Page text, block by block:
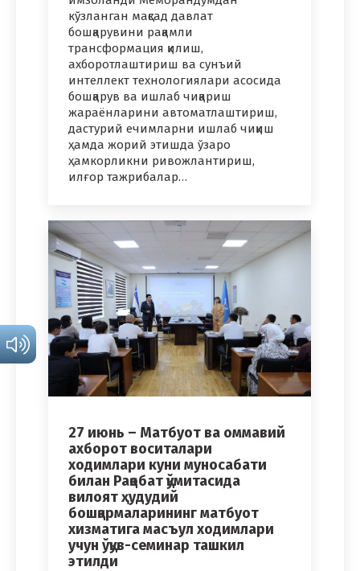
кўзланган мақсад давлат
бошқарувини рақамли
трансформация қилиш,
ахборотлаштириш ва сунъий
интеллект технологиялари асосида
бошқарув ва ишлаб чиқариш
жараёнларини автоматлаштириш,
дастурий ечимларни ишлаб чиқиш
ҳамда жорий этишда ўзаро
ҳамкорликни ривожлантириш,
илғор тажрибалар…
27 июнь – Матбуот ва оммавий
ахборот воситалари
ходимлари куни муносабати
билан Рақобат қўмитасида
вилоят ҳудудий
бошқармаларининг матбуот
хизматига масъул ходимлари
учун ўқув-семинар ташкил
этилди